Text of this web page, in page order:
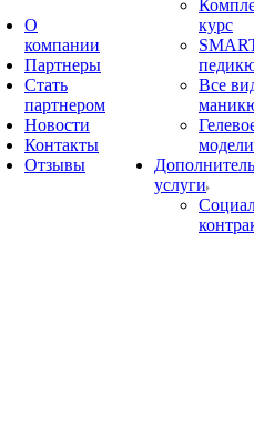
О
компании
Партнеры
Стать
партнером
Новости
Контакты
Отзывы
курс
Все
услуги